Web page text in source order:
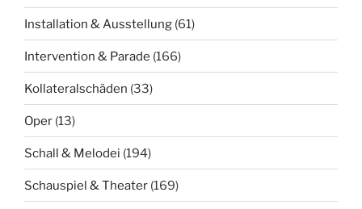
Installation & Ausstellung (61)
Intervention & Parade (166)
Kollateralschäden (33)
Oper (13)
Schall & Melodei (194)
Schauspiel & Theater (169)